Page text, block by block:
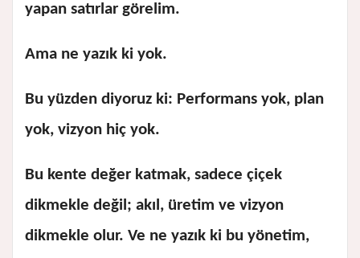
yapan satırlar görelim.
Ama ne yazık ki yok.
Bu yüzden diyoruz ki: Performans yok, plan
yok, vizyon hiç yok.
Bu kente değer katmak, sadece çiçek
dikmekle değil; akıl, üretim ve vizyon
dikmekle olur. Ve ne yazık ki bu yönetim,